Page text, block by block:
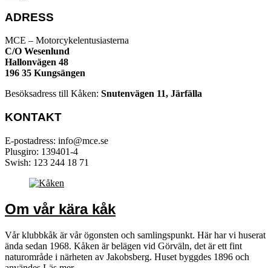
ADRESS
MCE – Motorcykelentusiasterna
C/O Wesenlund
Hallonvägen 48
196 35 Kungsängen
Besöksadress till Kåken: Snutenvägen 11, Järfälla
KONTAKT
E-postadress: info@mce.se
Plusgiro: 139401-4
Swish: 123 244 18 71
Om vår kära kåk
Vår klubbkåk är vår ögonsten och samlingspunkt. Här har vi huserat
ända sedan 1968. Kåken är belägen vid Görväln, det är ett fint
naturområde i närheten av Jakobsberg. Huset byggdes 1896 och